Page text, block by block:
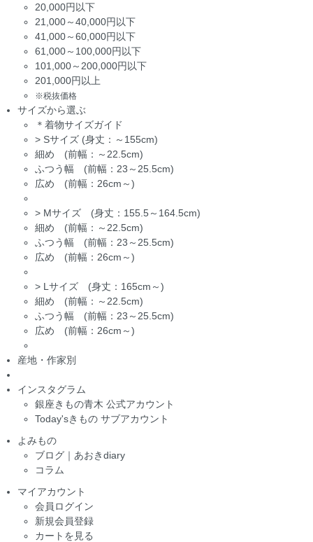
20,000円以下
21,000～40,000円以下
41,000～60,000円以下
61,000～100,000円以下
101,000～200,000円以下
201,000円以上
※税抜価格
サイズから選ぶ
＊着物サイズガイド
> Sサイズ (身丈：～155cm)
細め (前幅：～22.5cm)
ふつう幅 (前幅：23～25.5cm)
広め (前幅：26cm～)
> Mサイズ (身丈：155.5～164.5cm)
細め (前幅：～22.5cm)
ふつう幅 (前幅：23～25.5cm)
広め (前幅：26cm～)
> Lサイズ (身丈：165cm～)
細め (前幅：～22.5cm)
ふつう幅 (前幅：23～25.5cm)
広め (前幅：26cm～)
産地・作家別
インスタグラム
銀座きもの青木 公式アカウント
Today'sきもの サブアカウント
よみもの
ブログ｜あおきdiary
コラム
マイアカウント
会員ログイン
新規会員登録
カートを見る